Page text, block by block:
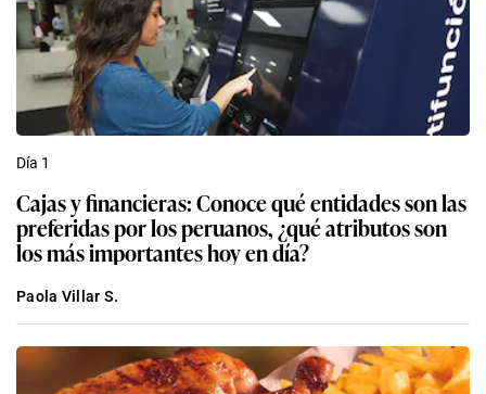
Día 1
Cajas y financieras: Conoce qué entidades son las
preferidas por los peruanos, ¿qué atributos son
los más importantes hoy en día?
Paola Villar S.